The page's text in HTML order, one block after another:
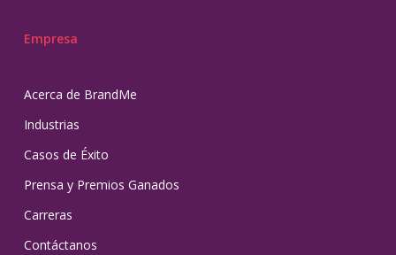
Empresa
Acerca de BrandMe
Industrias
Casos de Éxito
Prensa y Premios Ganados
Carreras
Contáctanos